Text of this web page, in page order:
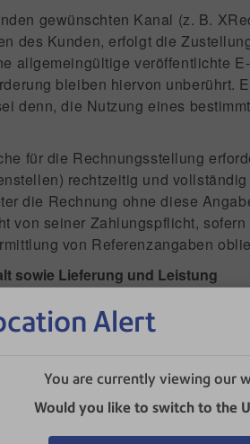
Alert
You are currently viewing our
Would you like to switch to the
gewünschten Kanal (z. B.
des Kunden, erfolgt die
allgemeingültige veröffentlichte
bleiben hiervon unberührt.
denn, die Nutzung eines
für die Rechnungsstellung
rechtzeitig und
die Rechnung ohne diese
von seiner Zahlungspflicht,
von Referenzangaben
sowie Lieferung und Leistung
benannten
Verschlechterung der Ware geht
des zufälligen Untergangs und
der Ware an den Spediteur,
vereinbart ist, ist diese
am Installationsort des
Werkvertragsrechts